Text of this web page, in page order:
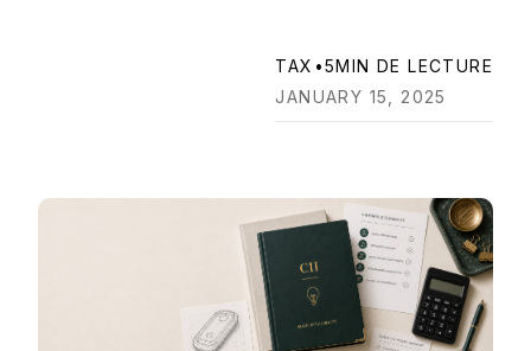
TAX •5MIN DE LECTURE
JANUARY 15, 2025